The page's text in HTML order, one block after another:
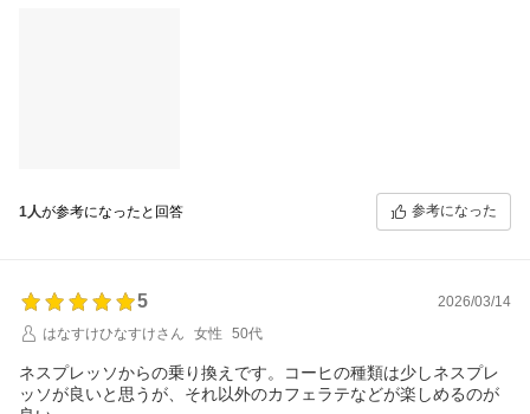
1人が参考になったと回答 参考になった
5
2026/03/14
はなすけひなすけさん
女性 50代
ネスプレッソからの乗り換えです。コーヒの種類は少しネスプレ
ッソが良いと思うが、それ以外のカフェラテなどが楽しめるのが